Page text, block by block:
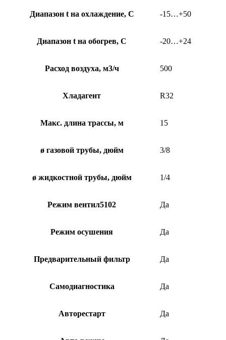
Диапазон t на охлаждение, С -15…+50
Диапазон t на обогрев, С -20…+24
Расход воздуха, м3/ч 500
Хладагент R32
Макс. длина трассы, м 15
ø газовой трубы, дюйм 3/8
ø жидкостной трубы, дюйм 1/4
Режим вентил5102 Да
Режим осушения Да
Предварительный фильтр Да
Самодиагностика Да
Авторестарт Да